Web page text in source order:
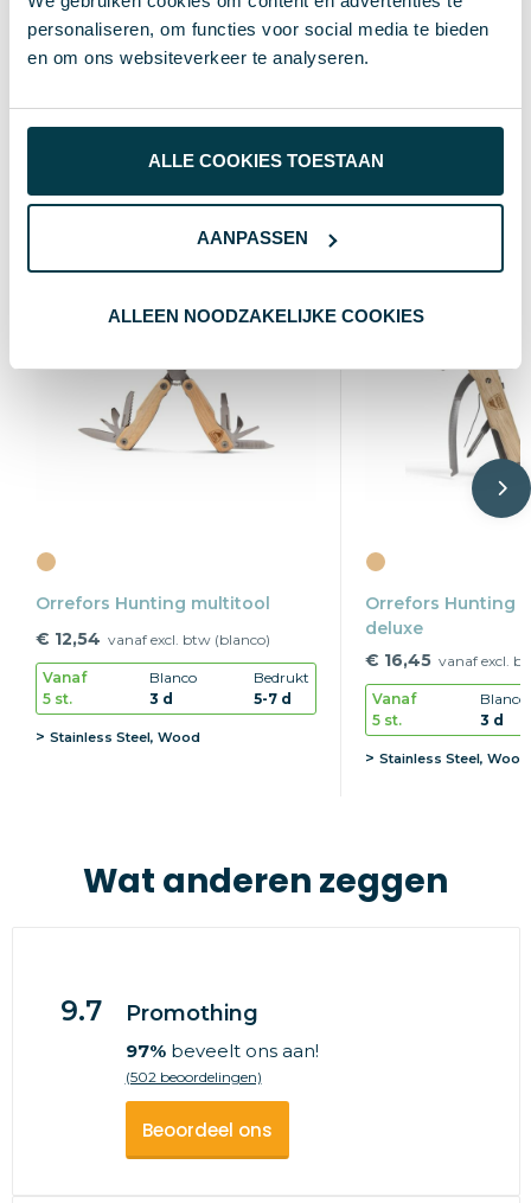
personaliseren, om functies voor social media te bieden
en om ons websiteverkeer te analyseren.
ALLE COOKIES TOESTAAN
AANPASSEN
ALLEEN NOODZAKELIJKE COOKIES
30 cm
Wat anderen bekijken
Orrefors Hunting multitool
€ 12,54 vanaf excl. btw (blanco)
Vanaf
5 st.
Blanco
3 d
Bedrukt
5-7 d
Stainless Steel, Wood
Orrefors Hunting
deluxe
€ 16,45 vanaf excl.
Vanaf
5 st.
Blanco
3 d
Stainless Steel, Wood
Wat anderen zeggen
9.7 Promothing
97%beveelt ons aan!
(502 beoordelingen)
Beoordeel ons